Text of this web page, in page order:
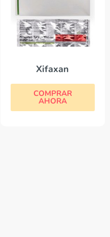
Xifaxan
COMPRAR
AHORA